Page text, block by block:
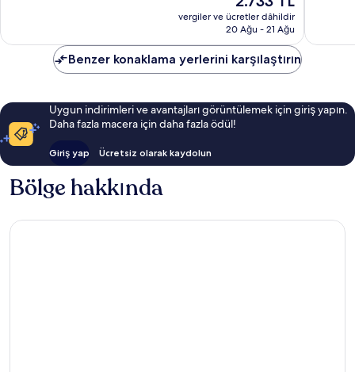
fiyat:
2.733 TL
vergiler ve ücretler dâhildir
20 Ağu - 21 Ağu
Benzer konaklama yerlerini karşılaştırın
Uygun indirimleri ve avantajları görüntülemek için giriş yapın.
Daha fazla macera için daha fazla ödül!
Giriş yap Ücretsiz olarak kaydolun
Bölge hakkında